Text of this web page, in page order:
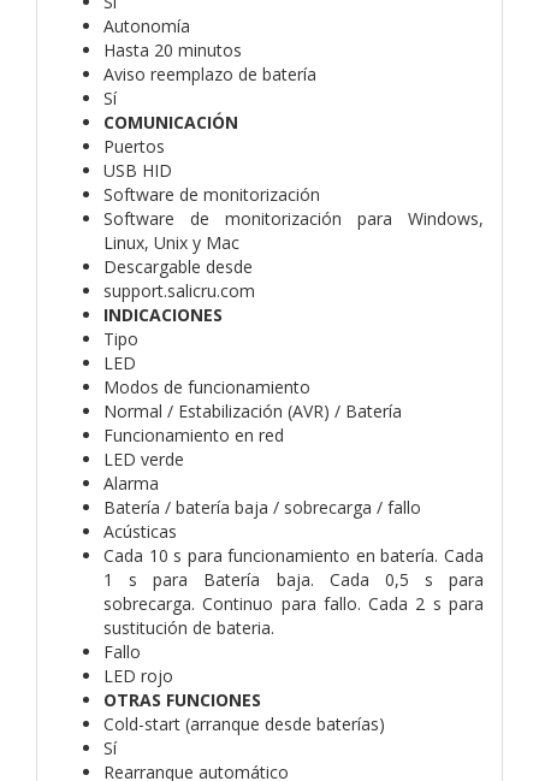
Autonomía
Hasta 20 minutos
Aviso reemplazo de batería
Sí
COMUNICACIÓN
Puertos
USB HID
Software de monitorización
Software de monitorización para Windows,
Linux, Unix y Mac
Descargable desde
support.salicru.com
INDICACIONES
Tipo
LED
Modos de funcionamiento
Normal / Estabilización (AVR) / Batería
Funcionamiento en red
LED verde
Alarma
Batería / batería baja / sobrecarga / fallo
Acústicas
Cada 10 s para funcionamiento en batería. Cada
1 s para Batería baja. Cada 0,5 s para
sobrecarga. Continuo para fallo. Cada 2 s para
sustitución de bateria.
Fallo
LED rojo
OTRAS FUNCIONES
Cold-start (arranque desde baterías)
Sí
Rearranque automático